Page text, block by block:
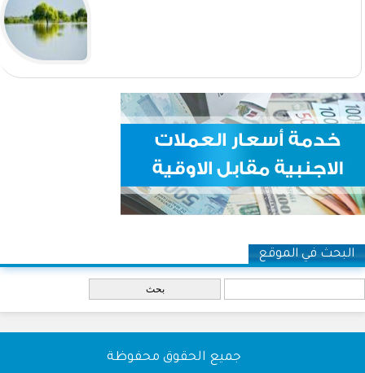
البحث في الموقع
جميع الحقوق محفوظة